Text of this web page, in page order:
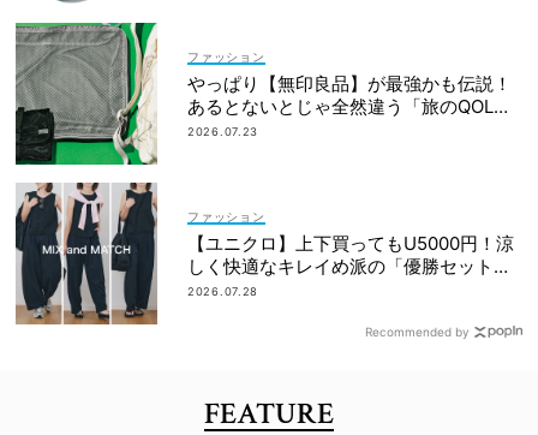
ファッション
やっぱり【無印良品】が最強かも伝説！
あるとないとじゃ全然違う「旅のQOL爆
上げアイテム」
2026.07.23
ファッション
【ユニクロ】上下買ってもU5000円！涼
しく快適なキレイめ派の「優勝セット」
は着回し力も
2026.07.28
Recommended by
FEATURE